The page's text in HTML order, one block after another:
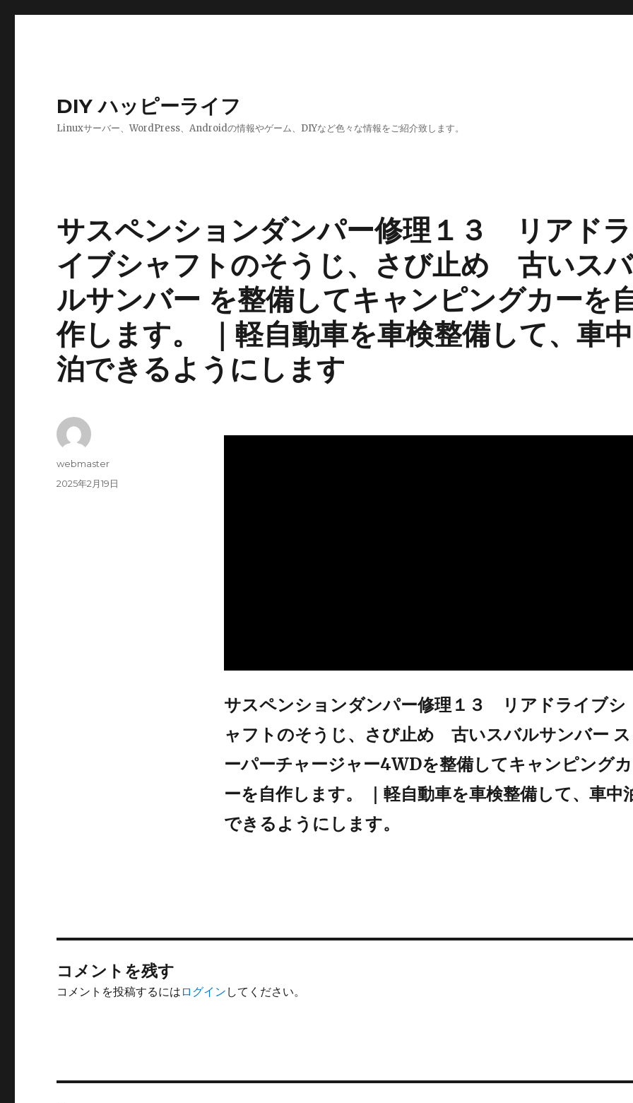
DIY ハッピーライフ
Linuxサーバー、WordPress、Androidの情報やゲーム、DIYなど色々な情報をご紹介致します。
サスペンションダンパー修理１３ リアドラ
イブシャフトのそうじ、さび止め 古いスバ
ルサンバー を整備してキャンピングカーを
作します。 ｜軽自動車を車検整備して、車中
泊できるようにします
サスペンションダンパー修理１３ リアドライブシ
ャフトのそうじ、さび止め 古いスバルサンバー ス
ーパーチャージャー4WDを整備してキャンピングカ
ーを自作します。 ｜軽自動車を車検整備して、車中
できるようにします。
投
webmaster
投
2025年2月19日
コメントを残す
コメントを投稿するには ログイン してください。